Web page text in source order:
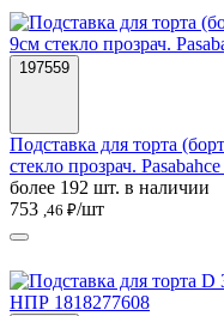
197559
Подставка для торта
стекло прозрач.
более 192 шт. в наличии
753 ,46 ₽/шт